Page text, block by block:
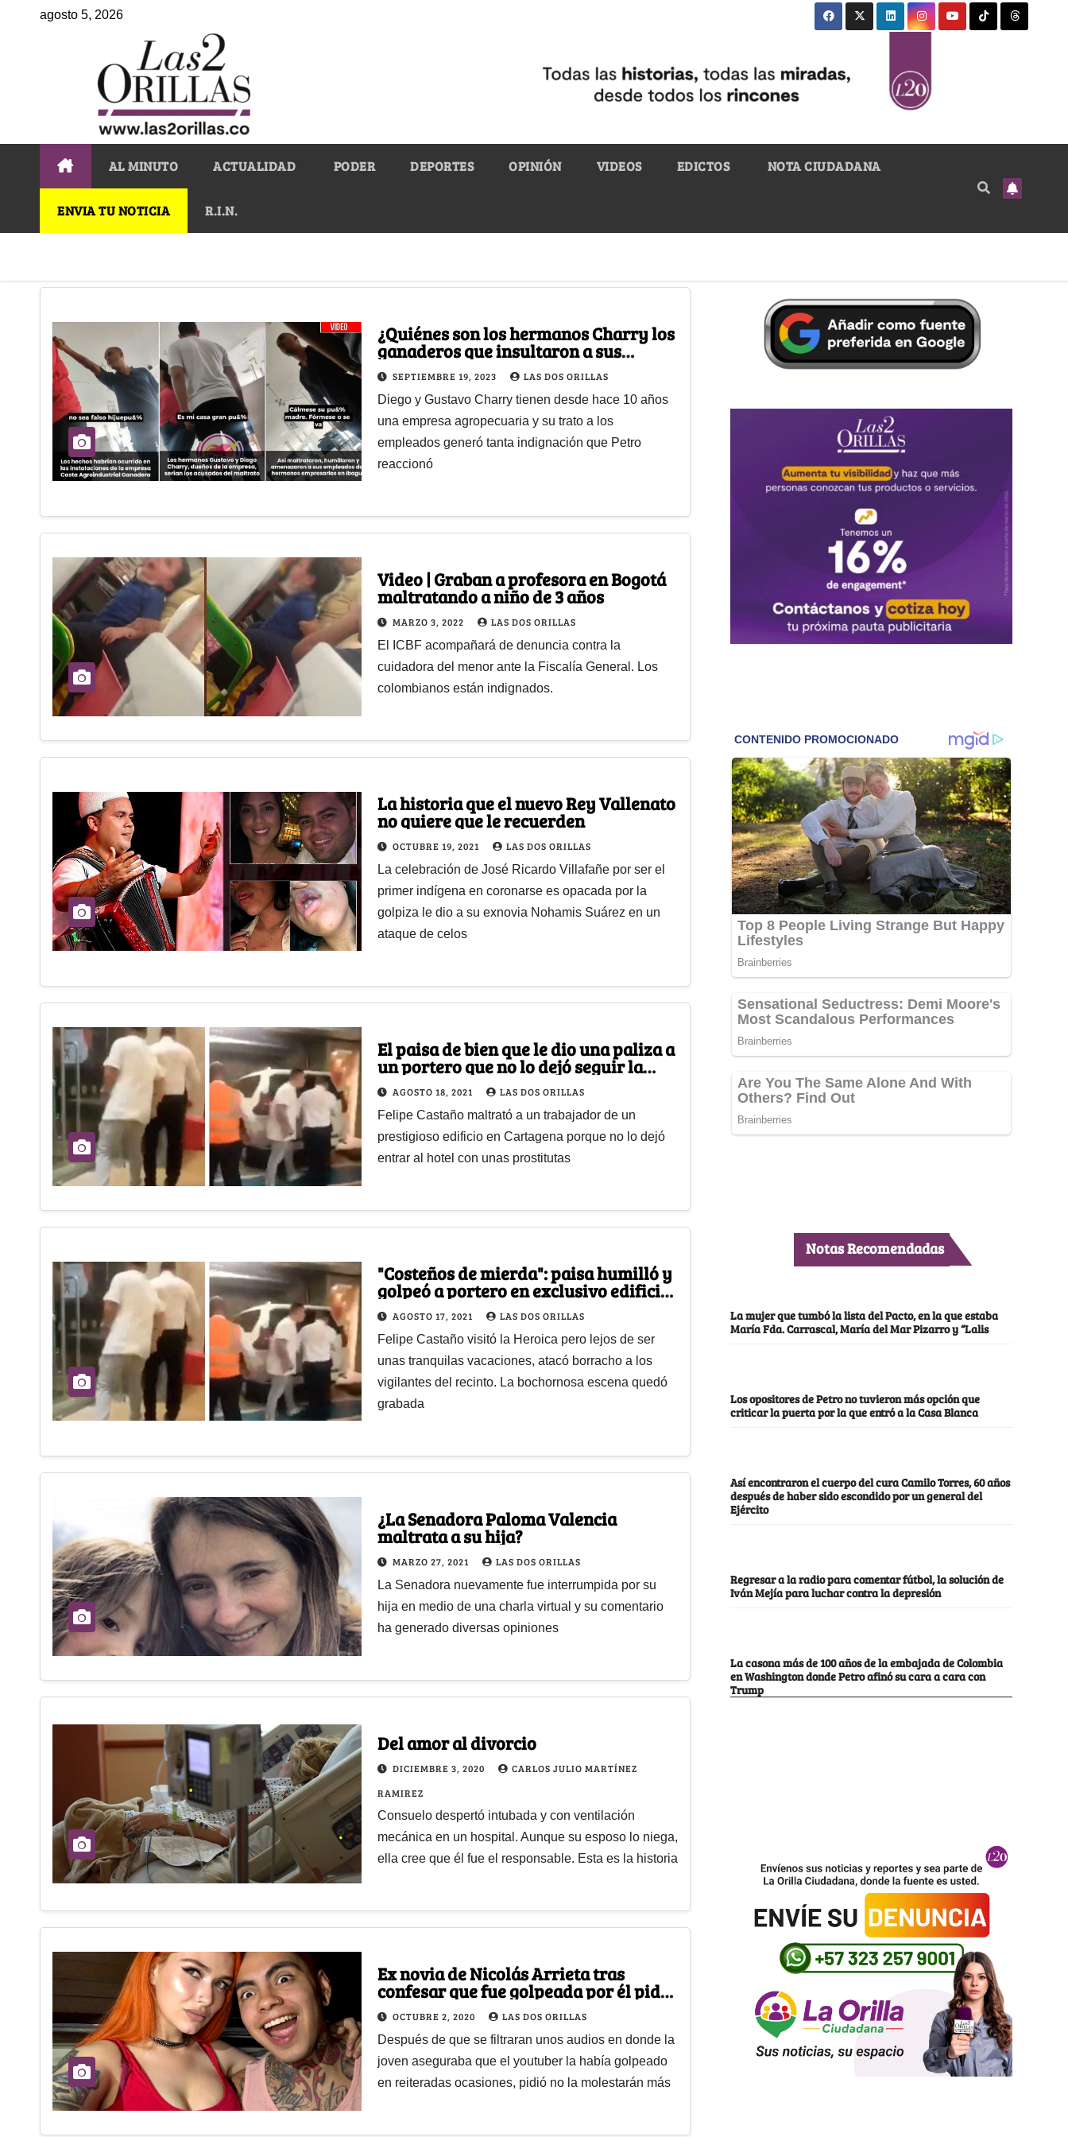
agosto 5, 2026
AL MINUTO ACTUALIDAD PODER DEPORTES OPINIÓN VIDEOS EDICTOS NOTA CIUDADANA
ENVIA TU NOTICIA R.I.N.
¿Quiénes son los hermanos Charry los
ganaderos que insultaron a sus
empleados y el video se volvió viral?
SEPTIEMBRE 19, 2023 LAS DOS ORILLAS
Diego y Gustavo Charry tienen desde hace 10 años
una empresa agropecuaria y su trato a los
empleados generó tanta indignación que Petro
reaccionó
Video | Graban a profesora en Bogotá
maltratando a niño de 3 años
MARZO 3, 2022 LAS DOS ORILLAS
El ICBF acompañará de denuncia contra la
cuidadora del menor ante la Fiscalía General. Los
colombianos están indignados.
La historia que el nuevo Rey Vallenato
no quiere que le recuerden
OCTUBRE 19, 2021 LAS DOS ORILLAS
La celebración de José Ricardo Villafañe por ser el
primer indígena en coronarse es opacada por la
golpiza le dio a su exnovia Nohamis Suárez en un
ataque de celos
El paisa de bien que le dio una paliza a
un portero que no lo dejó seguir la
rumba con unas prepagos
AGOSTO 18, 2021 LAS DOS ORILLAS
Felipe Castaño maltrató a un trabajador de un
prestigioso edificio en Cartagena porque no lo dejó
entrar al hotel con unas prostitutas
"Costeños de mierda": paisa humilló y
golpeó a portero en exclusivo edificio
de Cartagena
AGOSTO 17, 2021 LAS DOS ORILLAS
Felipe Castaño visitó la Heroica pero lejos de ser
unas tranquilas vacaciones, atacó borracho a los
vigilantes del recinto. La bochornosa escena quedó
grabada
¿La Senadora Paloma Valencia
maltrata a su hija?
MARZO 27, 2021 LAS DOS ORILLAS
La Senadora nuevamente fue interrumpida por su
hija en medio de una charla virtual y su comentario
ha generado diversas opiniones
Del amor al divorcio
DICIEMBRE 3, 2020
CARLOS JULIO MARTÍNEZ
RAMIREZ
Consuelo despertó intubada y con ventilación
mecánica en un hospital. Aunque su esposo lo niega,
ella cree que él fue el responsable. Esta es la historia
Ex novia de Nicolás Arrieta tras
confesar que fue golpeada por él pidió
que se olvidara el tema
OCTUBRE 2, 2020 LAS DOS ORILLAS
Después de que se filtraran unos audios en donde la
joven aseguraba que el youtuber la había golpeado
en reiteradas ocasiones, pidió no la molestarán más
Notas Recomendadas
La mujer que tumbó la lista del Pacto, en la que estaba
María Fda. Carrascal, María del Mar Pizarro y “Lalis
Los opositores de Petro no tuvieron más opción que
criticar la puerta por la que entró a la Casa Blanca
Así encontraron el cuerpo del cura Camilo Torres, 60 años
después de haber sido escondido por un general del
Ejército
Regresar a la radio para comentar fútbol, la solución de
Iván Mejía para luchar contra la depresión
La casona más de 100 años de la embajada de Colombia
en Washington donde Petro afinó su cara a cara con
Trump